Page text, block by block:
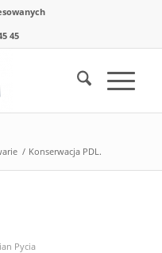
45
/ Konserwacja PDL.
Pycia